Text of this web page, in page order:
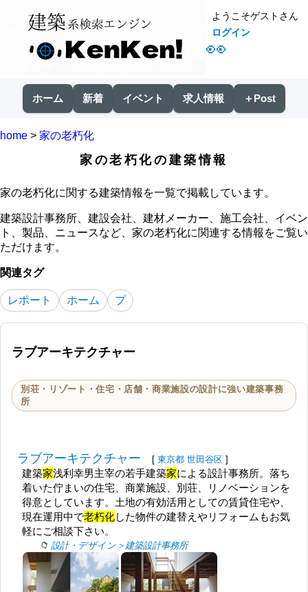
👀
ようこそゲストさん
ログイン
ホーム 新着 イベント 求人情報 ＋Post
home > 家の老朽化
家の老朽化の建築情報
家の老朽化に関する建築情報を一覧で掲載しています。
建築設計事務所、建設会社、建材メーカー、施工会社、イベン
ト、製品、ニュースなど、家の老朽化に関連する情報をご覧い
ただけます。
関連タグ
レポート ホーム プ
ラブアーキテクチャー
別荘・リゾート・住宅・店舗・商業施設の設計に強い建築事務
所
ラブアーキテクチャー [ 東京都 世田谷区 ]
建築家浅利幸男主宰の若手建築家による設計事務所。落ち
着いた佇まいの住宅、商業施設、別荘、リノベーションを
得意としています。土地の有効活用としての賃貸住宅や、
現在運用中で老朽化した物件の建替えやリフォームもお気
軽にご相談下さい。
設計・デザイン＞建築設計事務所